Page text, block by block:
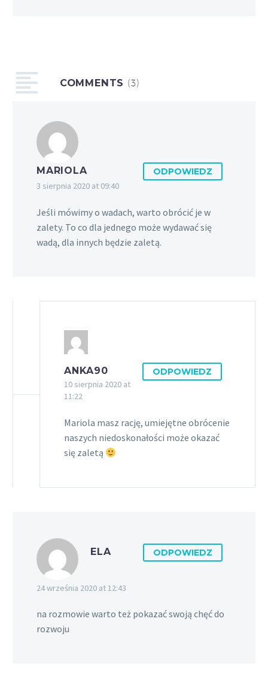
COMMENTS (3)
MARIOLA
3 sierpnia 2020 at 09:40
ODPOWIEDZ
Jeśli mówimy o wadach, warto obrócić je w
zalety. To co dla jednego może wydawać się
wadą, dla innych będzie zaletą.
ANKA90
10 sierpnia 2020 at
11:22
ODPOWIEDZ
Mariola masz rację, umiejętne obrócenie
naszych niedoskonałości może okazać
się zaletą
ELA
24 września 2020 at 12:43
ODPOWIEDZ
na rozmowie warto też pokazać swoją chęć do
rozwoju